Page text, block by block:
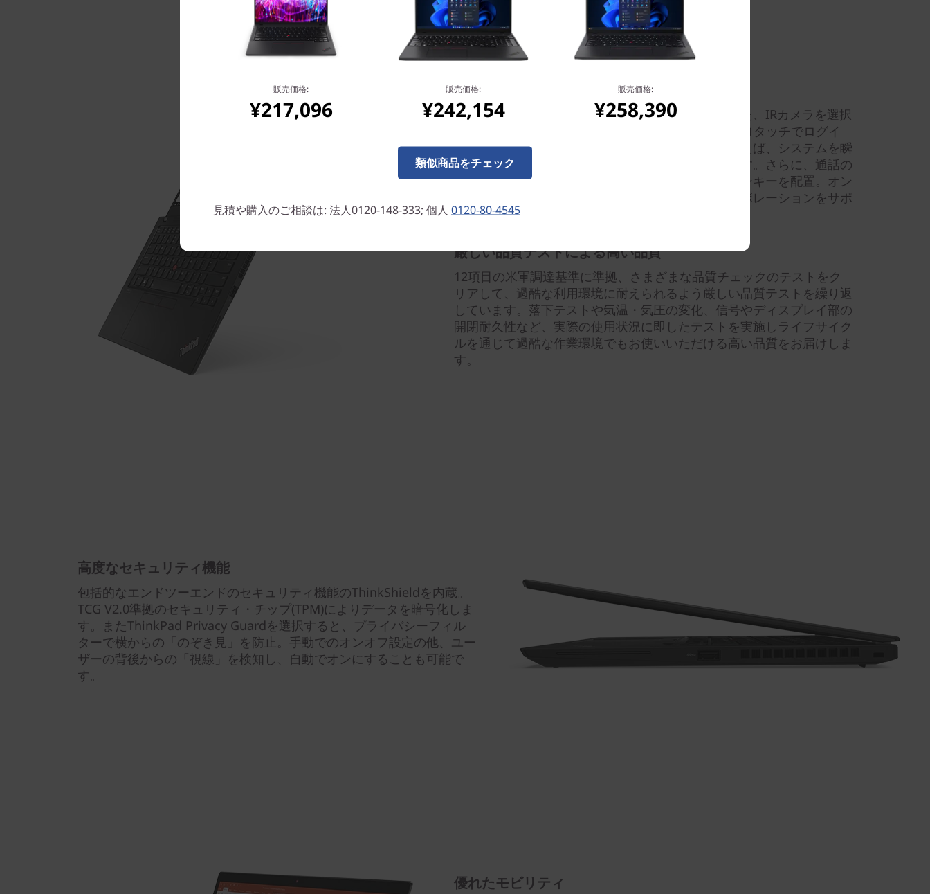
ビジネスの効率性と生産性の向上
電源ボタンに統合した指紋リーダーを搭載可能。また、IRカメラを選択
すると、Windows Hello、顔認証機能を使って、ゼロタッチでログイ
ンすることもできます。モダンスタンバイ機能を使えば、システムを瞬
時に起動させ、素早くインターネットに接続できます。さらに、通話の
受話・終話がワンタッチで実施可能なファンクションキーを配置。オン
ライン会議での利便性も高まり、より効率的なコラボレーションをサポ
ートします。
厳しい品質テストによる高い品質
12項目の米軍調達基準に準拠、さまざまな品質チェックのテストをク
リアして、過酷な利用環境に耐えられるよう厳しい品質テストを繰り返
しています。落下テストや気温・気圧の変化、信号やディスプレイ部の
開閉耐久性など、実際の使用状況に即したテストを実施しライフサイク
ルを通じて過酷な作業環境でもお使いいただける高い品質をお届けしま
す。
高度なセキュリティ機能
包括的なエンドツーエンドのセキュリティ機能のThinkShieldを内蔵。
TCG V2.0準拠のセキュリティ・チップ(TPM)によりデータを暗号化しま
す。またThinkPad Privacy Guardを選択すると、プライバシーフィル
ターで横からの「のぞき見」を防止。手動でのオンオフ設定の他、ユー
ザーの背後からの「視線」を検知し、自動でオンにすることも可能で
す。
優れたモビリティ
販売価格:
¥217,096
販売価格:
¥242,154
販売価格:
¥258,390
類似商品をチェック
見積や購入のご相談は: 法人0120-148-333; 個人 0120-80-4545